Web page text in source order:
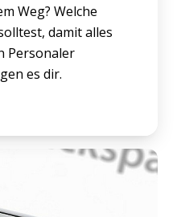
Weg? Welche
damit alles
Personaler
es dir.